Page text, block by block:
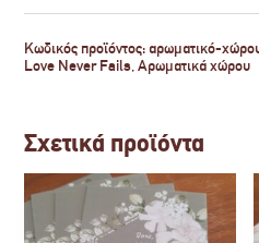
Κωδικός προϊόντος: αρωματικό-
Love Never Fails,Αρωματικά χώρου
Σχετικά προϊόντα